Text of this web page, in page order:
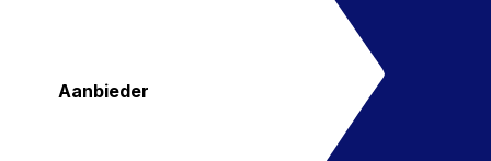
Aanbieder